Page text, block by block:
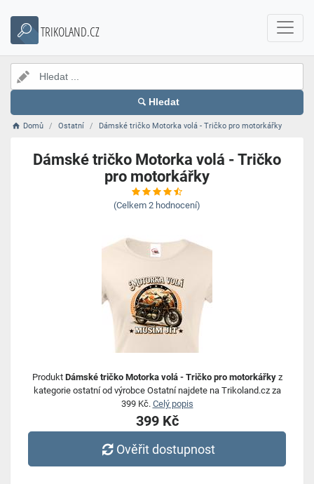
TRIKOLAND.CZ
Hledat
Domů Ostatní Dámské tričko Motorka volá - Tričko pro motorkářky
Dámské tričko Motorka volá - Tričko
pro motorkářky
(Celkem 2 hodnocení)
Produkt Dámské tričko Motorka volá - Tričko pro motorkářkyz
kategorie ostatní od výrobce Ostatní najdete na Trikoland.cz za
399 Kč. Celý popis
399 Kč
Ověřit dostupnost